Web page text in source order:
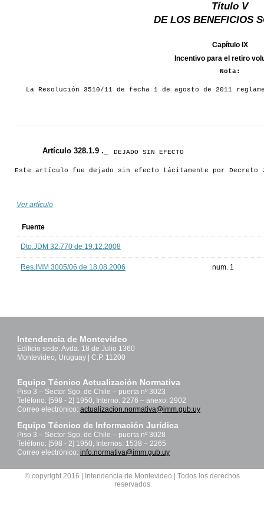
Título V
DE LOS BENEFICIOS
Capítulo IX
Incentivo para el retiro
Nota:
La Resolución 3510/11 de fecha 1 de agosto de 2011
Artículo 328.1.9 ._ DEJADO SIN EFECTO
Este artículo fue dejado sin efecto tácitamente por Decreto
Ver artículo
Fuente
Dto.JDM 32.770 de 19.12.2008
Res.IMM 3005/06 de 18.08.2006 num. 1
Intendencia de Montevideo
Edificio sede: Avda. 18 de Julio 1360
Montevideo, Uruguay | C.P. 11200
Equipo Técnico Actualización Normativa
Piso 3 – Sector Sgo. de Chile – puerta nº 3023
Teléfono: [598 - 2] 1950, Interno: 2276 – anexo: 2902
Correo electrónico: actualizacion.normativa@imm.gub.uy
Equipo Técnico de Información Jurídica
Piso 3 – Sector Sgo. de Chile – puerta nº 3028
Teléfono: [598 - 2] 1950, Internos: 1538 – 2265
Correo electrónico: info.normativa@imm.gub.uy
© copyright 2016 | Intendencia de Montevideo | Todos los derechos
reservados